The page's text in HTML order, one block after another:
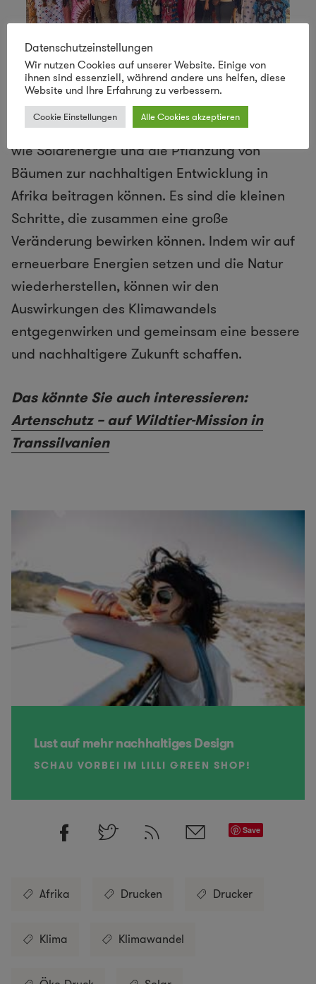
Die Bemühungen derUmweltDruckerei
Senegal sind ein inspirierendes Beispiel dafür,
wie Solarenergie und die Pflanzung von
Bäumen zur nachhaltigen Entwicklung in
Afrika beitragen können. Es sind die kleinen
Schritte, die zusammen eine große
Veränderung bewirken können. Indem wir auf
erneuerbare Energien setzen und die Natur
wiederherstellen, können wir den
Auswirkungen des Klimawandels
entgegenwirken und gemeinsam eine bessere
und nachhaltigere Zukunft schaffen.
Das könnte Sie auch interessieren:
Artenschutz – auf Wildtier-Mission in
Transsilvanien
Lust auf mehr nachhaltiges Design
SCHAU VORBEI IM LILLI GREEN SHOP!
Save
Afrika Drucken Drucker
Klima Klimawandel
Datenschutzeinstellungen
Wir nutzen Cookies auf unserer Website. Einige von
ihnen sind essenziell, während andere uns helfen, diese
Website und Ihre Erfahrung zu verbessern.
Cookie Einstellungen Alle Cookies akzeptieren